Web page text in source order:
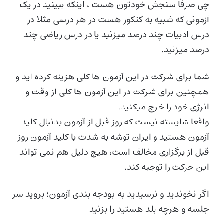
چی صرفا سنجش خودتون هست ، اینکه ببینید در یک
آزمونی که شبیه به کنکور هست در هر درسی مثلا در
درس ادبیات چند درصد میزنید یا در درس ریاضی چند
درصد میزنید.
شما برای شرکت در این آزمون ها کلی هزینه کرده اید و
همچنین برای شرکت در این آزمون ها کلی از وقت و
انرژی خود را خرج میکنید.
واقعا شایسته نیست که روز قبل از آزمون بدنبال کلید
آزمون هستید و ایران توشه به شدت با کلید آزمون روز
قبل از برگزاری مخالف است، هیچ دلیل هم نمی تواند
این حرکت را توجیه کند.
اگر نخوندید و نرسیدید به بودجه بندی آزمون؛ بروید سر
جلسه و هرچه بلد هستید را بزنید